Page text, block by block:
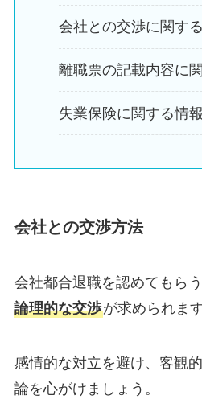
会社との交渉に関す
離職票の記載内容に
失業保険に関する情
会社との交渉方法
会社都合退職を認めてもらう
論理的な交渉が求められます
感情的な対立を避け、客観
論を心がけましょう。